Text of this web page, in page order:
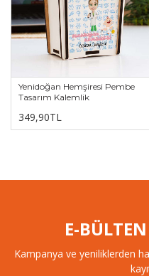
Yenidoğan Hemşiresi Pembe
Tasarım Kalemlik
349,90TL
E-
Kampanya ve yeniliklerden